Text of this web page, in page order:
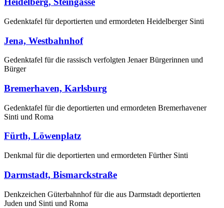
Gedenktafel für deportierten und ermordeten Heidelberger Sinti
Jena, Westbahnhof
Gedenktafel für die rassisch verfolgten Jenaer Bürgerinnen und
Bürger
Bremerhaven, Karlsburg
Gedenktafel für die deportierten und ermordeten Bremerhavener
Sinti und Roma
Fürth, Löwenplatz
Denkmal für die deportierten und ermordeten Fürther Sinti
Darmstadt, Bismarckstraße
Denkzeichen Güterbahnhof für die aus Darmstadt deportierten
Juden und Sinti und Roma